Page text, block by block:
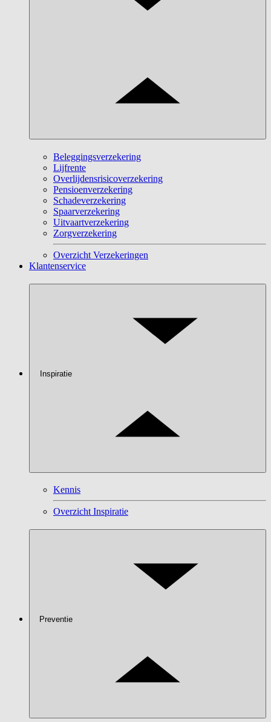
Beleggingsverzekering
Lijfrente
Overlijdensrisicoverzekering
Pensioenverzekering
Schadeverzekering
Spaarverzekering
Uitvaartverzekering
Zorgverzekering
Overzicht Verzekeringen
Klantenservice
Inspiratie
Kennis
Overzicht Inspiratie
Preventie